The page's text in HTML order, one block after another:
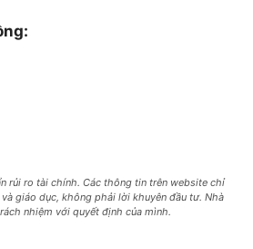
rủi ro tài chính. Các thông tin trên website chỉ
giáo dục, không phải lời khuyên đầu tư. Nhà
nhiệm với quyết định của mình.